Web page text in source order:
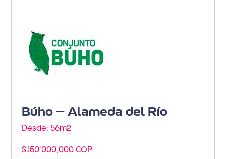
Búho – Alameda del Río
Desde: 56m2
$150'000,000 COP